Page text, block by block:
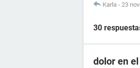
Karla - 23
30
dolor en